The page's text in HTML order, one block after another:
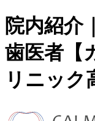
院内紹介
歯医者【
リニック